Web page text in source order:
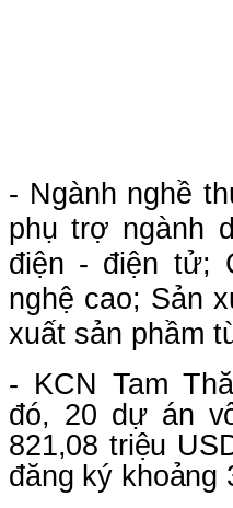
- Ngành nghề
phụ trợ ngành
điện - điện tử;
nghệ cao; Sản
xuất sản phầm
- KCN Tam
đó, 20 dự án
821,08 triệu
đăng ký khoảng